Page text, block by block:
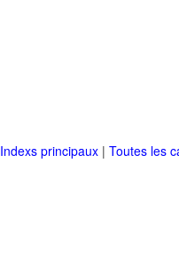
Indexs principaux | Toutes les